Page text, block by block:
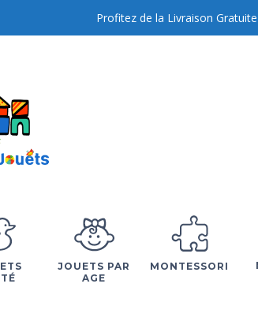
Profitez de la Livraison
JOUETS PAR
AGE
MONTESSORI